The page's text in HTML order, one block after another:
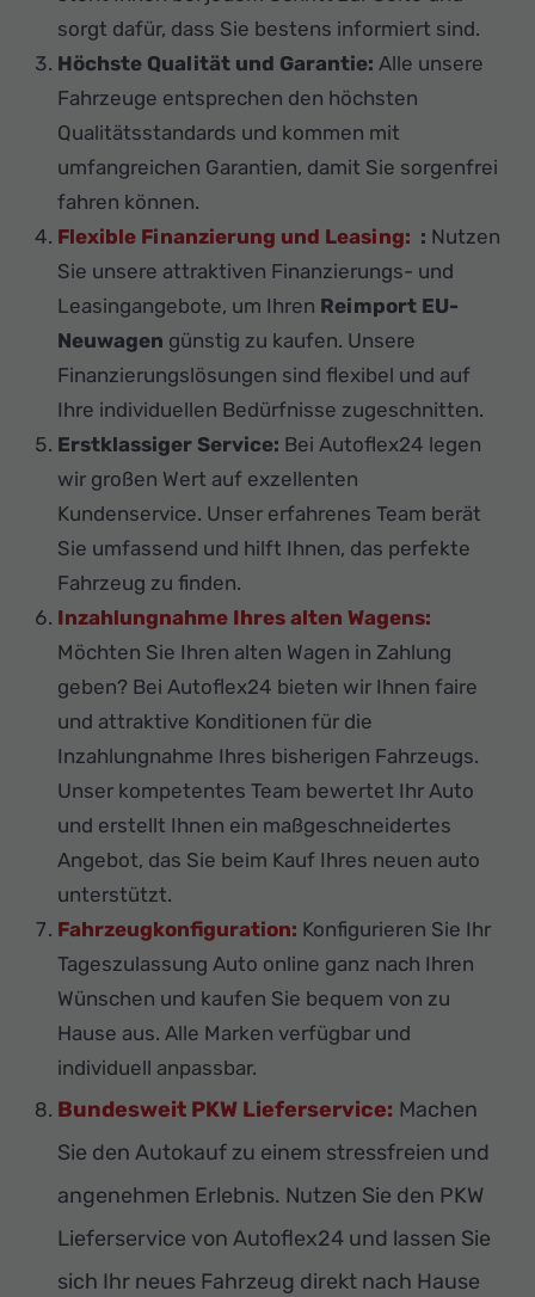
sorgt dafür, dass Sie bestens informiert sind.
Höchste Qualität und Garantie: Alle unsere
Fahrzeuge entsprechen den höchsten
Qualitätsstandards und kommen mit
umfangreichen Garantien, damit Sie sorgenfrei
fahren können.
Flexible Finanzierung und Leasing: : Nutzen
Sie unsere attraktiven Finanzierungs- und
Leasingangebote, um Ihren Reimport EU-
Neuwagen günstig zu kaufen. Unsere
Finanzierungslösungen sind flexibel und auf
Ihre individuellen Bedürfnisse zugeschnitten.
Erstklassiger Service: Bei Autoflex24 legen
wir großen Wert auf exzellenten
Kundenservice. Unser erfahrenes Team berät
Sie umfassend und hilft Ihnen, das perfekte
Fahrzeug zu finden.
Inzahlungnahme Ihres alten Wagens:
Möchten Sie Ihren alten Wagen in Zahlung
geben? Bei Autoflex24 bieten wir Ihnen faire
und attraktive Konditionen für die
Inzahlungnahme Ihres bisherigen Fahrzeugs.
Unser kompetentes Team bewertet Ihr Auto
und erstellt Ihnen ein maßgeschneidertes
Angebot, das Sie beim Kauf Ihres neuen auto
unterstützt.
Fahrzeugkonfiguration: Konfigurieren Sie Ihr
Tageszulassung Auto online ganz nach Ihren
Wünschen und kaufen Sie bequem von zu
Hause aus. Alle Marken verfügbar und
individuell anpassbar.
Bundesweit PKW Lieferservice: Machen
Sie den Autokauf zu einem stressfreien und
angenehmen Erlebnis. Nutzen Sie den PKW
Lieferservice von Autoflex24 und lassen Sie
sich Ihr neues Fahrzeug direkt nach Hause